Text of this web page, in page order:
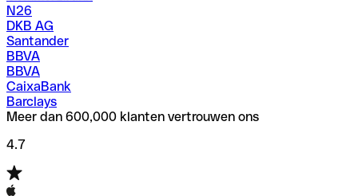
N26
DKB AG
Santander
BBVA
BBVA
CaixaBank
Barclays
Meer dan 600,000 klanten vertrouwen ons
4.7